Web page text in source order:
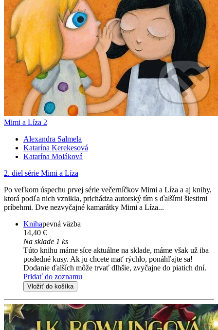
Mimi a Líza 2
Alexandra Salmela
Katarína Kerekesová
Katarína Moláková
2. diel série Mimi a Líza
Po veľkom úspechu prvej série večerníčkov Mimi a Líza a aj knihy,
ktorá podľa nich vznikla, prichádza autorský tím s ďalšími šiestimi
príbehmi. Dve nezvyčajné kamarátky Mimi a Líza...
Knihapevná väzba
14,40 €
Na sklade 1 ks
Túto knihu máme síce aktuálne na sklade, máme však už iba
posledné kusy. Ak ju chcete mať rýchlo, ponáhľajte sa!
Dodanie ďalších môže trvať dlhšie, zvyčajne do piatich dní.
Pridať do zoznamu
Vložiť do košíka